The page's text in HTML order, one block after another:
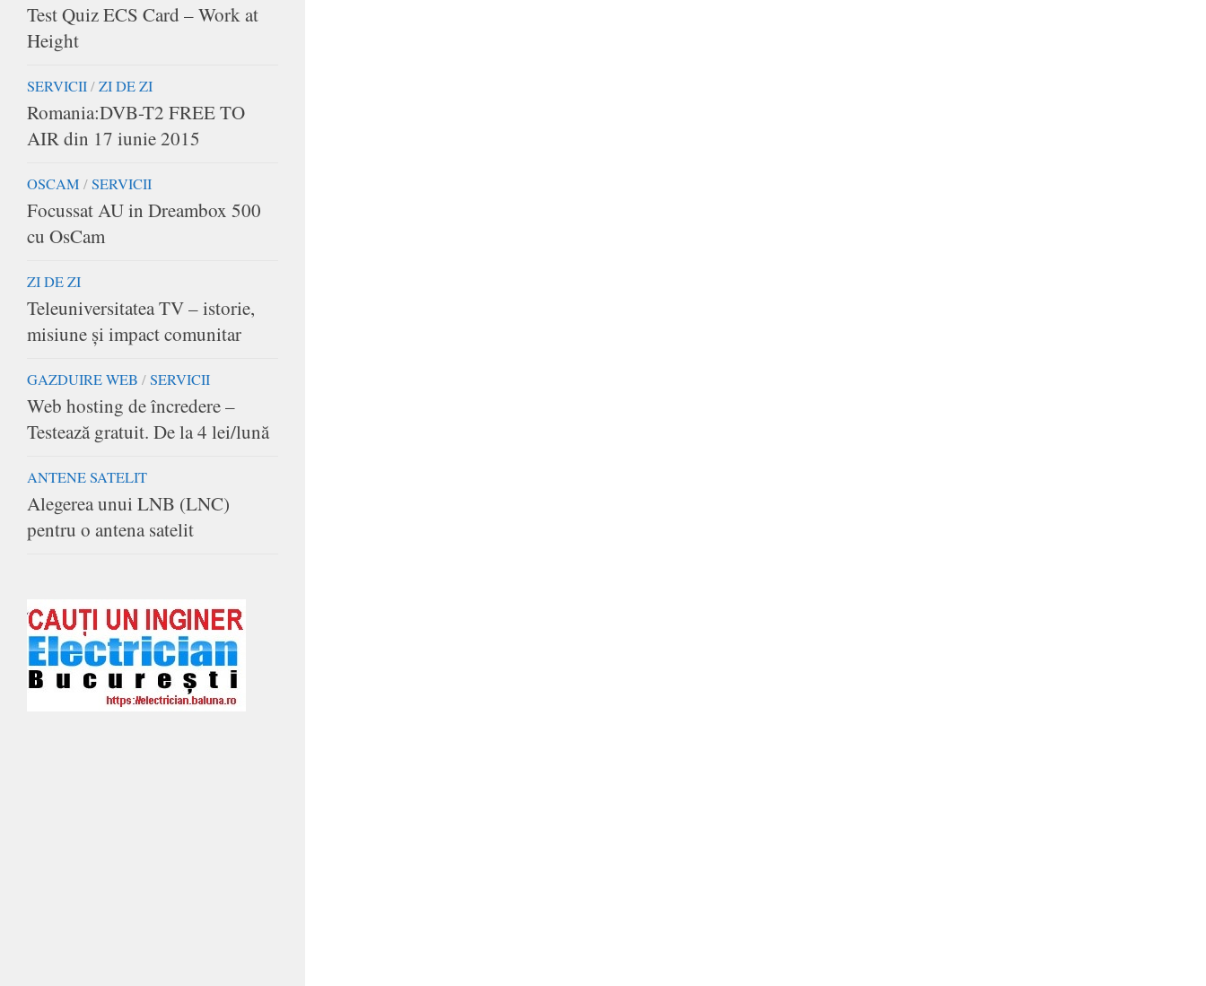
Test Quiz ECS Card – Work at
Height
SERVICII/ZI DE ZI
Romania:DVB-T2 FREE TO
AIR din 17 iunie 2015
OSCAM /SERVICII
Focussat AU in Dreambox 500
cu OsCam
ZI DE ZI
Teleuniversitatea TV – istorie,
misiune și impact comunitar
GAZDUIRE WEB /SERVICII
Web hosting de încredere –
Testează gratuit. De la 4 lei/lună
ANTENE SATELIT
Alegerea unui LNB (LNC)
pentru o antena satelit